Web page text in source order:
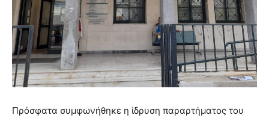
Πρόσφατα συμφωνήθηκε η ίδρυση παραρτήματος του